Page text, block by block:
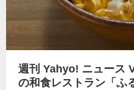
週刊 Yahyo! ニュース
の和食レストラン「ふ